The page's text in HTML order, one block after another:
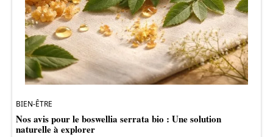
BIEN-ÊTRE
Nos avis pour le boswellia serrata bio : Une solution
naturelle à explorer